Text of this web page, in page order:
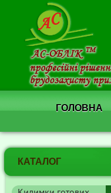
ГОЛОВНА
КАТАЛОГ